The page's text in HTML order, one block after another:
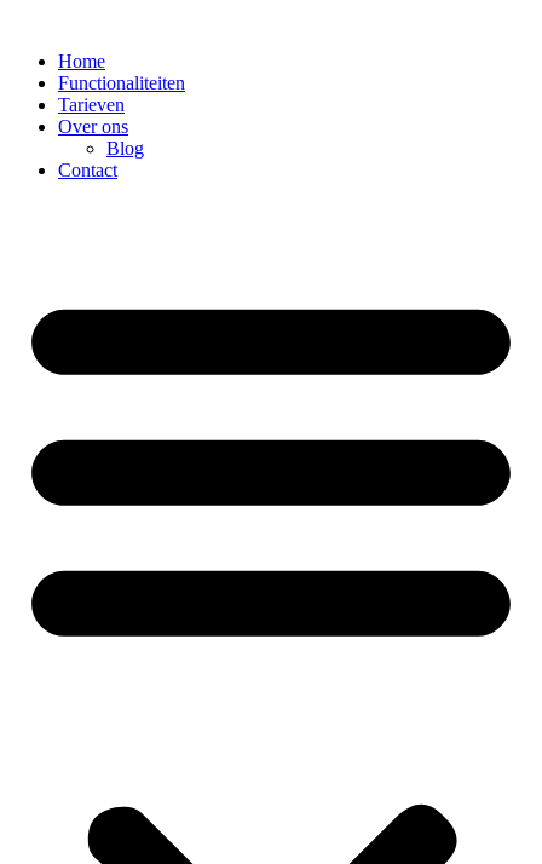
inhoud
Home
Functionaliteiten
Tarieven
Over ons
Blog
Contact